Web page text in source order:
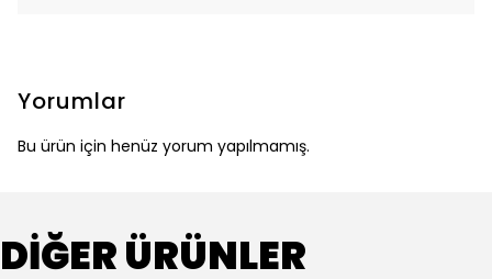
Yorumlar
Bu ürün için henüz yorum yapılmamış.
DİĞER ÜRÜNLER